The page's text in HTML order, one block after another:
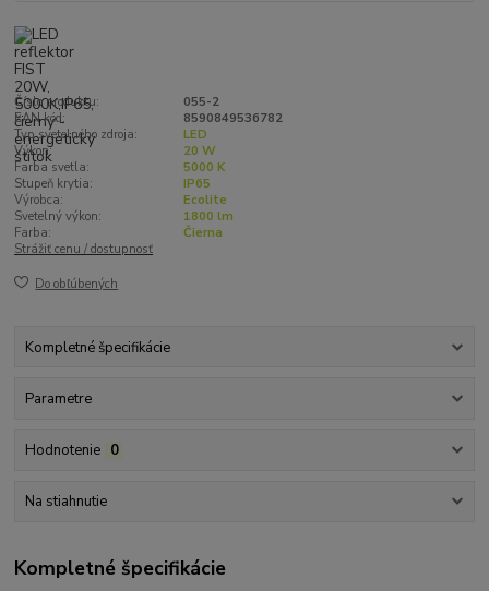
Číslo produktu:
055-2
EAN kód:
8590849536782
Typ svetelného zdroja:
LED
Výkon:
20 W
Farba svetla:
5000 K
Stupeň krytia:
IP65
Výrobca:
Ecolite
Svetelný výkon:
1800 lm
Farba:
Čierna
Strážiť cenu / dostupnosť
Do obľúbených
Kompletné špecifikácie
Parametre
Hodnotenie 0
Na stiahnutie
Kompletné špecifikácie